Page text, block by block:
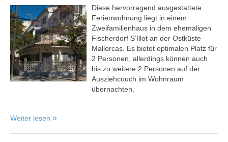
Diese hervorragend ausgestattete
Ferienwohnung liegt in einem
Zweifamilienhaus in dem ehemaligen
Fischerdorf S’Illot an der Ostküste
Mallorcas. Es bietet optimalen Platz für
2 Personen, allerdings können auch
bis zu weitere 2 Personen auf der
Ausziehcouch im Wohnraum
übernachten.
Weiter lesen